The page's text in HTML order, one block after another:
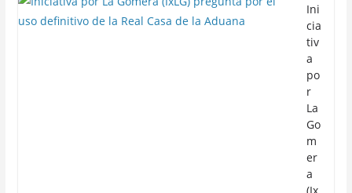
Ini
cia
tiv
a
po
r
La
Go
m
er
a
(Ix